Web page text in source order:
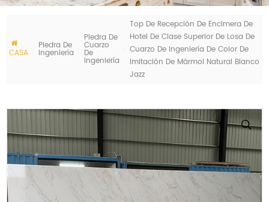
CASA
Piedra De
Ingeniería
Piedra De
Cuarzo
De
Ingeniería
Top De Recepción De Encimera De
Hotel De Clase Superior De Losa De
Cuarzo De Ingeniería De Color De
Imitación De Mármol Natural Blanco
Jazz